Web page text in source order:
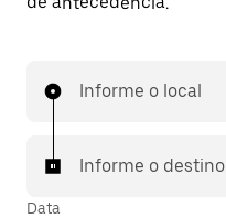
Informe o local
Informe o destino
Data